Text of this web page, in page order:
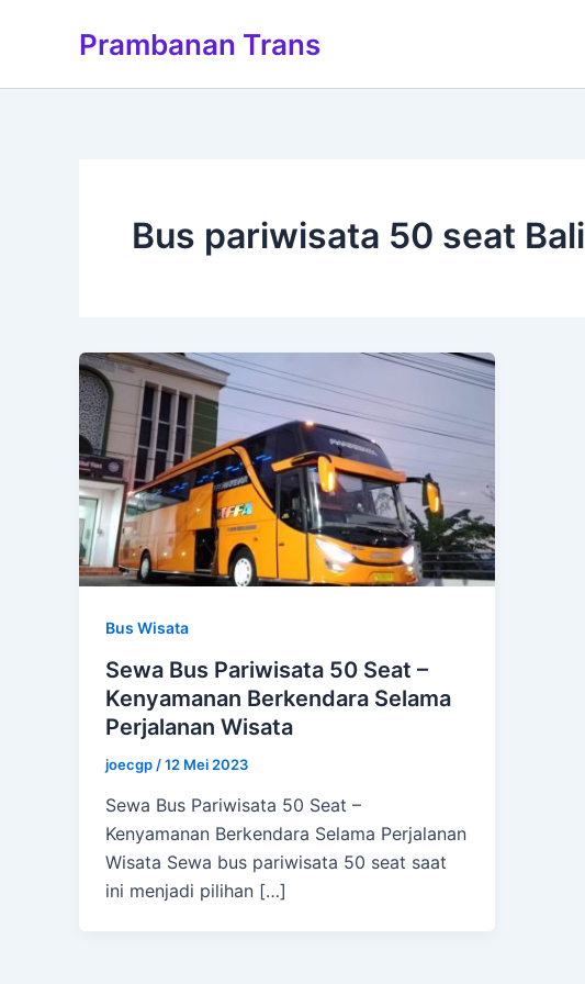
Prambanan Trans
Bus pariwisata 50 seat Bali
Bus Wisata
Sewa Bus Pariwisata 50 Seat –
Kenyamanan Berkendara Selama
Perjalanan Wisata
joecgp /12 Mei 2023
Sewa Bus Pariwisata 50 Seat –
Kenyamanan Berkendara Selama Perjalanan
Wisata Sewa bus pariwisata 50 seat saat
ini menjadi pilihan […]